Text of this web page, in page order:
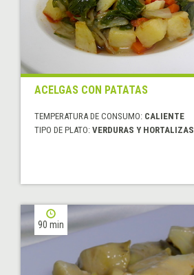
ACELGAS CON PATATAS
TEMPERATURA DE CONSUMO: CALIENTE
TIPO DE PLATO: VERDURAS Y HORTALIZAS
90 min